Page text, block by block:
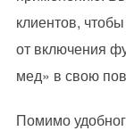
клиентов,
от включения
мед» в свою
Помимо